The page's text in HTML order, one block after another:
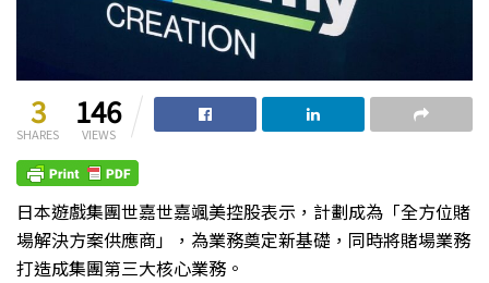
3
SHARES
146
VIEWS
日本遊戲集團世嘉世嘉颯美控股表示，計劃成為「全方位賭
場解決方案供應商」，為業務奠定新基礎，同時將賭場業務
打造成集團第三大核心業務。